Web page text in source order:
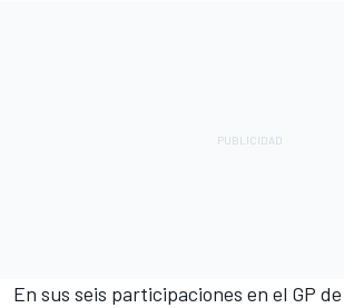
En sus seis participaciones en el GP